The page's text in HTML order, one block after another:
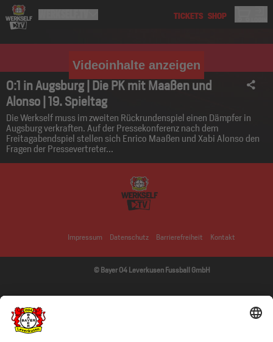
Videoinhalte anzeigen
0:1 in Augsburg | Die PK mit Maaßen und
Alonso | 19. Spieltag
Die Werkself muss im zweiten Rückrundenspiel einen Dämpfer in
Augsburg verkraften. Auf der Pressekonferenz nach dem
Freitagabendspiel stellen sich Enrico Maaßen und Xabi Alonso den
Fragen der Pressevertreter...
Impressum Datenschutz Barrierefreiheit Kontakt
© Bayer 04 Leverkusen Fussball GmbH